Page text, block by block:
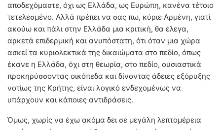
αποδεχόμαστε, όχι ως Ελλάδα, ως Ευρώπη, κανένα τέτοιο
τετελεσμένο. Αλλά πρέπει να σας πω, κύριε Αρμένη, γιατί
ακούω και πάλι στην Ελλάδα μια κριτική, θα έλεγα,
αρκετά επιδερμική και ανυπόστατη, ότι όταν μια χώρα
ασκεί τα κυριολεκτικά της δικαιώματα στο πεδίο, όπως
έκανε η Ελλάδα, όχι στη θεωρία, στο πεδίο, ουσιαστικά
προκηρύσσοντας οικόπεδα και δίνοντας άδειες εξόρυξης
νοτίως της Κρήτης, είναι λογικό ενδεχομένως να
υπάρχουν και κάποιες αντιδράσεις.
Όμως, χωρίς να έχω ακόμα δει σε μεγάλη λεπτομέρεια